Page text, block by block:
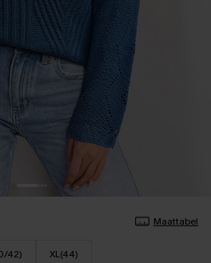
Maattabel
42) XL(44)